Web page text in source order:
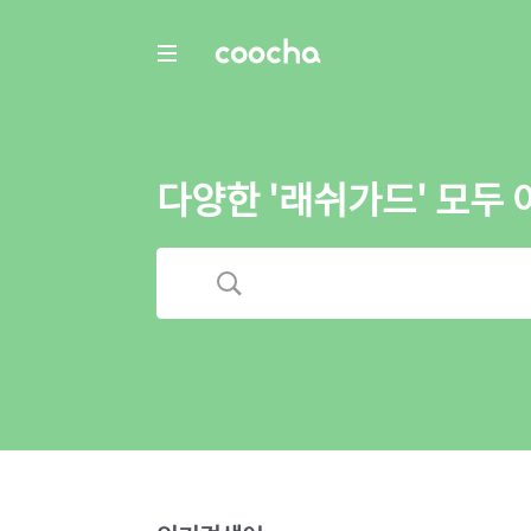
COOCHA
다양한 '래쉬가드' 모두